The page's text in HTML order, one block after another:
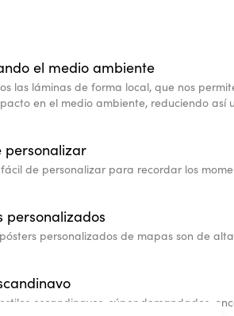
el medio ambiente
las láminas de forma local, que nos
en el medio ambiente, reduciendo así
personalizar
de personalizar para recordar los
personalizados
personalizados de mapas son de
escandinavos, súper demandados,